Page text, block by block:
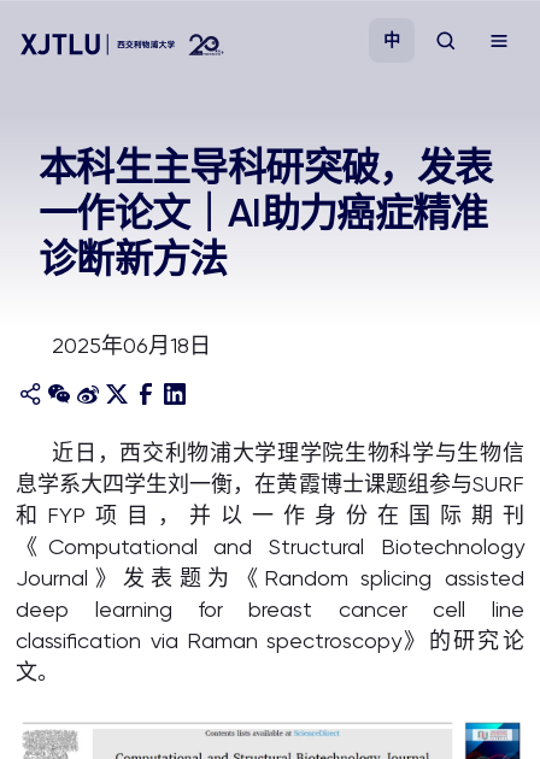
招生
科研
学院
关于我们
中
本科生主导科研突破，发表
一作论文｜AI助力癌症精准
诊断新方法
2025年06月18日
近日，西交利物浦大学理学院生物科学与生物信
息学系大四学生刘一衡，在黄霞博士课题组参与SURF
和FYP项目，并以一作身份在国际期刊
《Computational and Structural Biotechnology
Journal》发表题为《Random splicing assisted
deep learning for breast cancer cell line
classification via Raman spectroscopy》的研究论
文。